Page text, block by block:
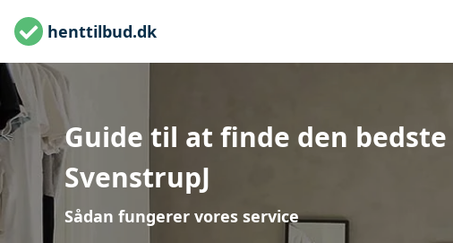
henttilbud.dk
Guide til at finde den
SvenstrupJ
Sådan fungerer vores service